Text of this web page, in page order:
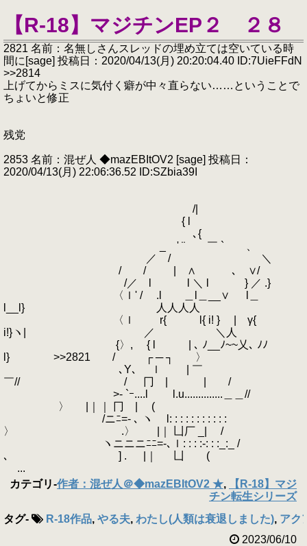
【R-18】マジチンEP２ ２８
2821 名前：名無しさんスレッドの埋め立ては空いている時
間に[sage] 投稿日：2020/04/13(月) 20:20:04.40 ID:7UieFFdN
>>2814
上げてからミスに気付く癖が中々直らない……ということで
ちょいと修正
残党
2853 名前：混ぜ人 ◆mazEBItOV2 [sage] 投稿日：
2020/04/13(月) 22:06:36.52 ID:SZbia39I
/|
{ l
､{
_ ' ¨ ￣ ` 、
／ / ＼
/ / | ∧ ､ ∨/
/／ l l ＼ l } ／ .}
〈ｌ' / .l ＿l＿__∨ l＿
l__l} 人人人人
〈ｌ r{ l{ i! } | γ{
i!}ヽ| ／ ＼人
{〉, { l | ､ ﾉ__ﾉ~~乂､ ﾉﾉ
l} >>2821 / ┌ ─ ┐ 〉
､Y､ ｌ | ￣
￣// / 冂 | | /
>- `ｰ....l l.u..............＿＿//
〉 |｜｜ 冂 | (
/ニﾆ=- ､ ヽ l: : : : : : : : : : :
〉 .〉 |｜ 凵厂 _| /
ヽニニニﾆﾆ=-､ｌ: : : :-: : :_:_ /
､ ] . |｜ 凵 (
...
カテゴリ-作者：混ぜ人＠◆mazEBItOV2 ★,
【R-18】マジ
チン転生シリーズ
タグ- R-18作品, やる夫, わたし(人類は衰退しました), アク
2023/06/10